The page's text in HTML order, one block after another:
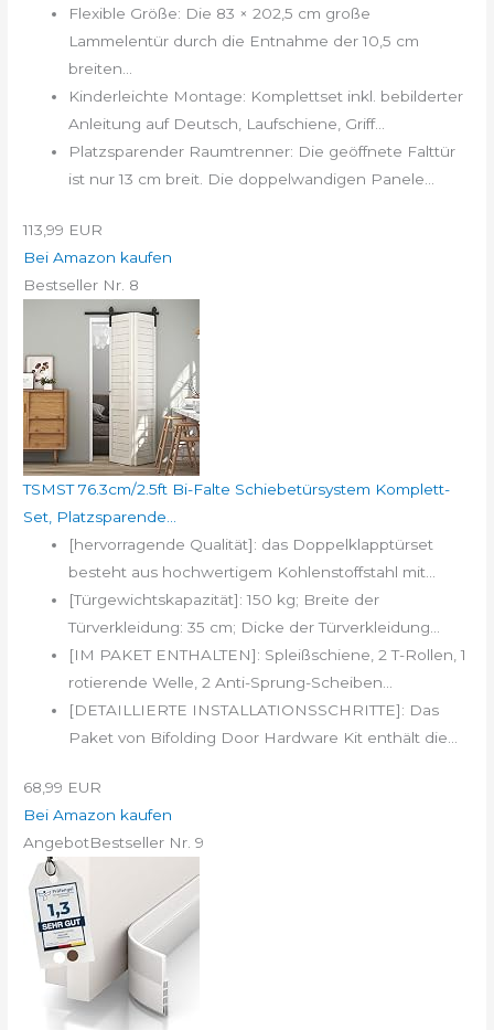
Flexible Größe: Die 83 × 202,5 cm große
Lammelentür durch die Entnahme der 10,5 cm
breiten...
Kinderleichte Montage: Komplettset inkl. bebilderter
Anleitung auf Deutsch, Laufschiene, Griff...
Platzsparender Raumtrenner: Die geöffnete Falttür
ist nur 13 cm breit. Die doppelwandigen Panele...
113,99 EUR
Bei Amazon kaufen
Bestseller Nr. 8
TSMST 76.3cm/2.5ft Bi-Falte Schiebetürsystem Komplett-
Set, Platzsparende...
[hervorragende Qualität]: das Doppelklapptürset
besteht aus hochwertigem Kohlenstoffstahl mit...
[Türgewichtskapazität]: 150 kg; Breite der
Türverkleidung: 35 cm; Dicke der Türverkleidung...
[IM PAKET ENTHALTEN]: Spleißschiene, 2 T-Rollen, 1
rotierende Welle, 2 Anti-Sprung-Scheiben...
[DETAILLIERTE INSTALLATIONSSCHRITTE]: Das
Paket von Bifolding Door Hardware Kit enthält die...
68,99 EUR
Bei Amazon kaufen
AngebotBestseller Nr. 9